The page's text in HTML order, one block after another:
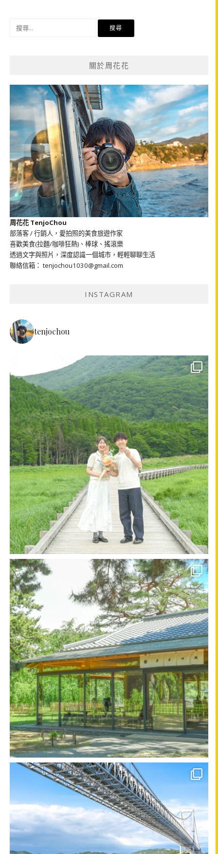
關於周花花
周花花 TenjoChou
部落客 / 行銷人，愛拍照的美食旅遊作家
喜歡美食(拉麵/咖啡狂熱)、棒球、搖滾樂
透過文字與照片，深度認識一個城市，輕輕聊聊生活
聯絡信箱： tenjochou1030@gmail.com
INSTAGRAM
tenjochou